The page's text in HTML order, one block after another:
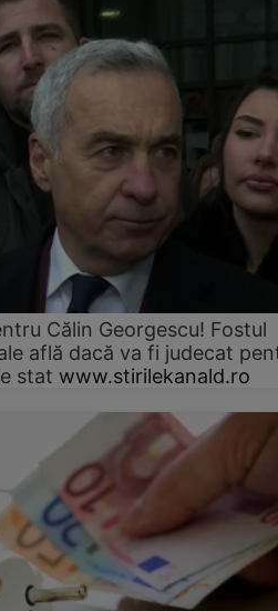
Călin Georgescu! Fostul
află dacă va fi judecat
stat www.stirilekanald.ro